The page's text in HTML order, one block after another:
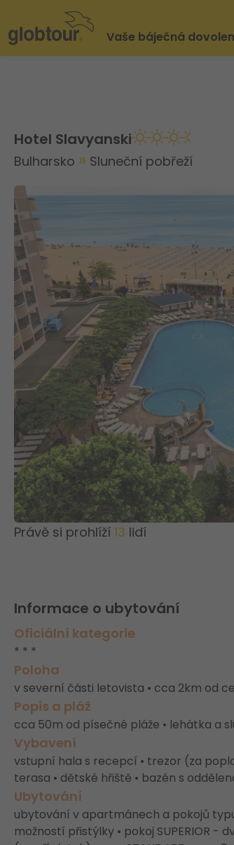
Vaše báječná
Hotel Slavyanski
Bulharsko Sluneční pobřeží
Právě si prohlíží 13 lidí
Informace o ubytování
Oficiální kategorie
* * *
Poloha
v severní části letovista • cca 2km od
Popis a pláž
cca 50m od písečné pláže • lehátka a
Vybavení
vstupní hala s recepcí • trezor (za
terasa • dětské hřiště • bazén s
Ubytování
ubytování v apartmánech a pokojů typu
možností přistýlky • pokoj SUPERIOR